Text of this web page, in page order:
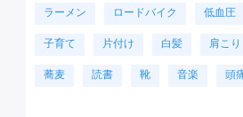
ラーメン ロードバイク 低血圧
子育て 片付け 白髪 肩こり
蕎麦 読書 靴 音楽 頭